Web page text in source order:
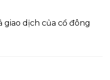
dịch của cổ đông